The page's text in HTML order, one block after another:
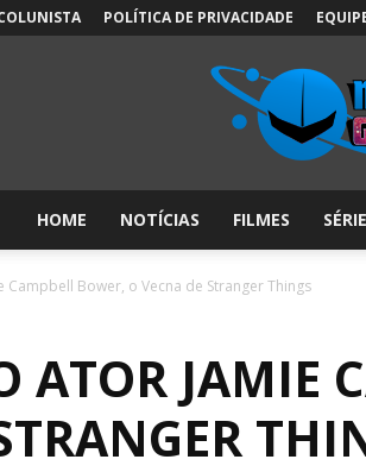
POLÍTICA DE PRIVACIDADE
HOME NOTÍCIAS FILMES
Campbell Bower, o Vecna de Stranger Things
ATOR JAMIE